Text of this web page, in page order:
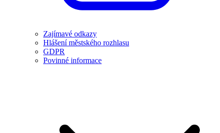
Zajímavé odkazy
Hlášení městského rozhlasu
GDPR
Povinné informace